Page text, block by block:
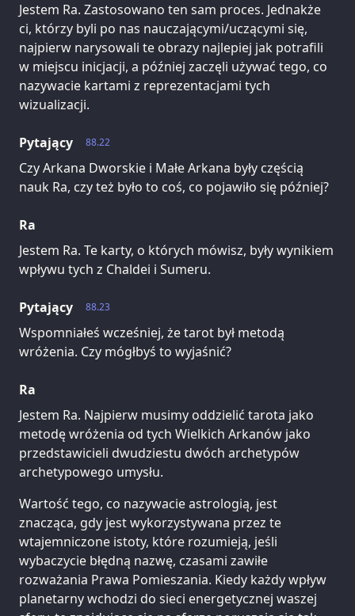
Jestem Ra. Zastosowano ten sam proces. Jednakże
ci, którzy byli po nas nauczającymi/uczącymi się,
najpierw narysowali te obrazy najlepiej jak potrafili
w miejscu inicjacji, a później zaczęli używać tego, co
nazywacie kartami z reprezentacjami tych
wizualizacji.
88.22
Pytający
Czy Arkana Dworskie i Małe Arkana były częścią
nauk Ra, czy też było to coś, co pojawiło się później?
Ra
Jestem Ra. Te karty, o których mówisz, były wynikiem
wpływu tych z Chaldei i Sumeru.
88.23
Pytający
Wspomniałeś wcześniej, że tarot był metodą
wróżenia. Czy mógłbyś to wyjaśnić?
Ra
Jestem Ra. Najpierw musimy oddzielić tarota jako
metodę wróżenia od tych Wielkich Arkanów jako
przedstawicieli dwudziestu dwóch archetypów
archetypowego umysłu.
Wartość tego, co nazywacie astrologią, jest
znacząca, gdy jest wykorzystywana przez te
wtajemniczone istoty, które rozumieją, jeśli
wybaczycie błędną nazwę, czasami zawiłe
rozważania Prawa Pomieszania. Kiedy każdy wpływ
planetarny wchodzi do sieci energetycznej waszej